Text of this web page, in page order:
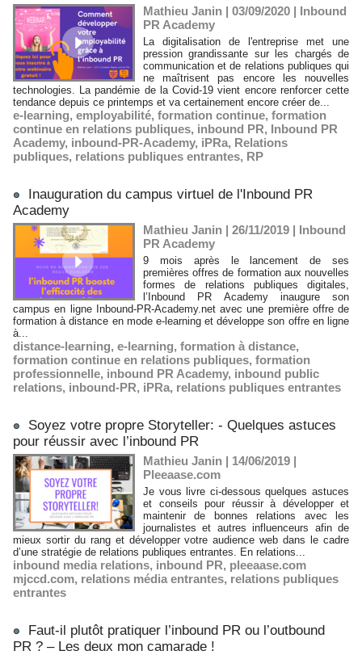
Mathieu Janin | 03/09/2020 | Inbound
PR Academy
La digitalisation de l'entreprise met une
pression grandissante sur les chargés de
communication et de relations publiques qui
ne maîtrisent pas encore les nouvelles
technologies. La pandémie de la Covid-19 vient encore renforcer cette
tendance depuis ce printemps et va certainement encore créer de...
e-learning, employabilité, formation continue, formation
continue en relations publiques, inbound PR, Inbound PR
Academy, inbound-PR-Academy, iPRa, Relations
publiques, relations publiques entrantes, RP
Inauguration du campus virtuel de l'Inbound PR
Academy
Mathieu Janin | 26/11/2019 | Inbound
PR Academy
9 mois après le lancement de ses
premières offres de formation aux nouvelles
formes de relations publiques digitales,
l’Inbound PR Academy inaugure son
campus en ligne Inbound-PR-Academy.net avec une première offre de
formation à distance en mode e-learning et développe son offre en ligne
à...
distance-learning, e-learning, formation à distance,
formation continue en relations publiques, formation
professionnelle, inbound PR Academy, inbound public
relations, inbound-PR, iPRa, relations publiques entrantes
Soyez votre propre Storyteller: - Quelques astuces
pour réussir avec l’inbound PR
Mathieu Janin | 14/06/2019 |
Pleeaase.com
Je vous livre ci-dessous quelques astuces
et conseils pour réussir à développer et
maintenir de bonnes relations avec les
journalistes et autres influenceurs afin de
mieux sortir du rang et développer votre audience web dans le cadre
d’une stratégie de relations publiques entrantes. En relations...
inbound media relations, inbound PR, pleeaase.com
mjccd.com, relations média entrantes, relations publiques
entrantes
Faut-il plutôt pratiquer l’inbound PR ou l’outbound
PR ? – Les deux mon camarade !